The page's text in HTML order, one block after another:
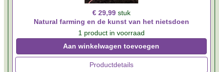
€ 29,99 stuk
Natural farming en de kunst van het nietsdoen
1 product in voorraad
Aan winkelwagen toevoegen
Productdetails